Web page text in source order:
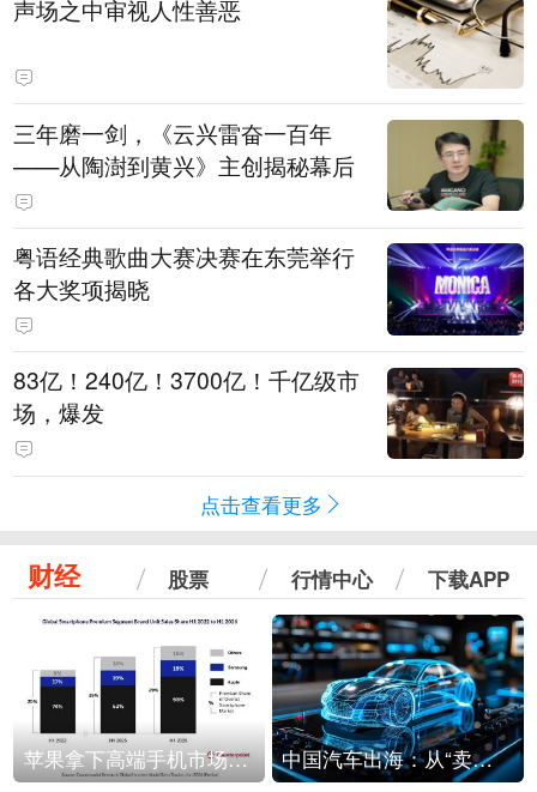
声场之中审视人性善恶
三年磨一剑，《云兴雷奋一百年
——从陶澍到黄兴》主创揭秘幕后
粤语经典歌曲大赛决赛在东莞举行
各大奖项揭晓
83亿！240亿！3700亿！千亿级市
场，爆发
点击查看更多
财经 股票 行情中心 下载APP
苹果拿下高端手机市场65%的份额：iPhone 17系列功不可没 中国汽车出海：从“卖出去”到“走进去”